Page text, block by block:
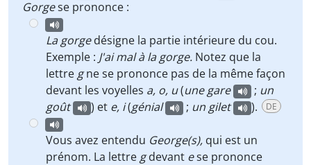
Gorgese prononce :
La gorgedésigne la partie intérieure du cou.
Exemple : J'ai mal à la gorge. Notez que la
lettre gne se prononce pas de la même façon
devant les voyelles a, o, u(une gare ; un
goût
) et e, i(génial ; un gilet ). DE
Vous avez entendu George(s), qui est un
prénom. La lettre gdevant ese prononce